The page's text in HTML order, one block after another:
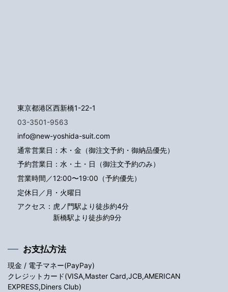
東京都港区西新橋1-22-1
03-3501-9563
info@new-yoshida-suit.com
通常営業日：木・金（御注文予約・御納品優先）
予約営業日：水・土・日（御注文予約のみ）
営業時間／12:00〜19:00（予約優先）
定休日／月・火曜日
アクセス： 虎ノ門駅より徒歩約4分
新橋駅より徒歩約9分
お支払方法
現金 / 電子マネー(PayPay)
クレジットカード(VISA,Master Card,JCB,AMERICAN
EXPRESS,Diners Club)